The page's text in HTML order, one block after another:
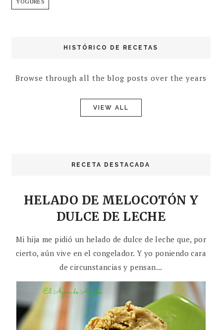
HISTÓRICO DE RECETAS
Browse through all the blog posts over the years
VIEW ALL
RECETA DESTACADA
HELADO DE MELOCOTÓN Y
DULCE DE LECHE
Mi hija me pidió un helado de dulce de leche que, por
cierto, aún vive en el congelador. Y yo poniendo cara
de circunstancias y pensan...